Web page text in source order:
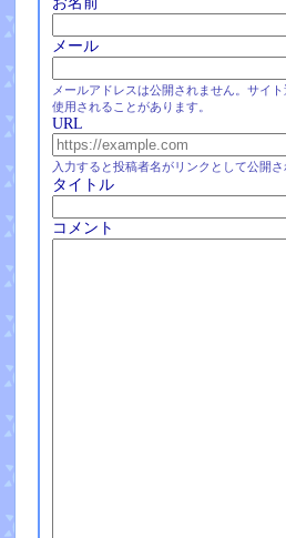
メール
メールアドレスは公開されません。サイ
使用されることがあります。
URL
入力すると投稿者名がリンクとして公開さ
タイトル
コメント